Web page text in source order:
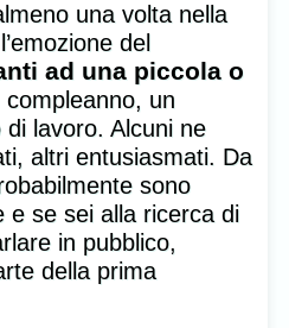
una volta nella
del
ad una piccola o
compleanno, un
lavoro. Alcuni ne
altri entusiasmati. Da
sono
e se sei alla ricerca di
in pubblico,
della prima